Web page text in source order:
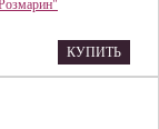
КУПИТЬ